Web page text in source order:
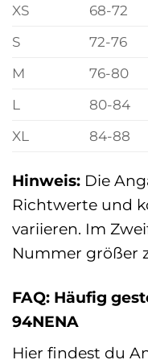
XS 68-72
S
72-76
M
76-80
L
80-84
XL
84-88
Hinweis: Die
Richtwerte und
variieren. Im
Nummer größer
FAQ: Häufig
94NENA
Hier findest du